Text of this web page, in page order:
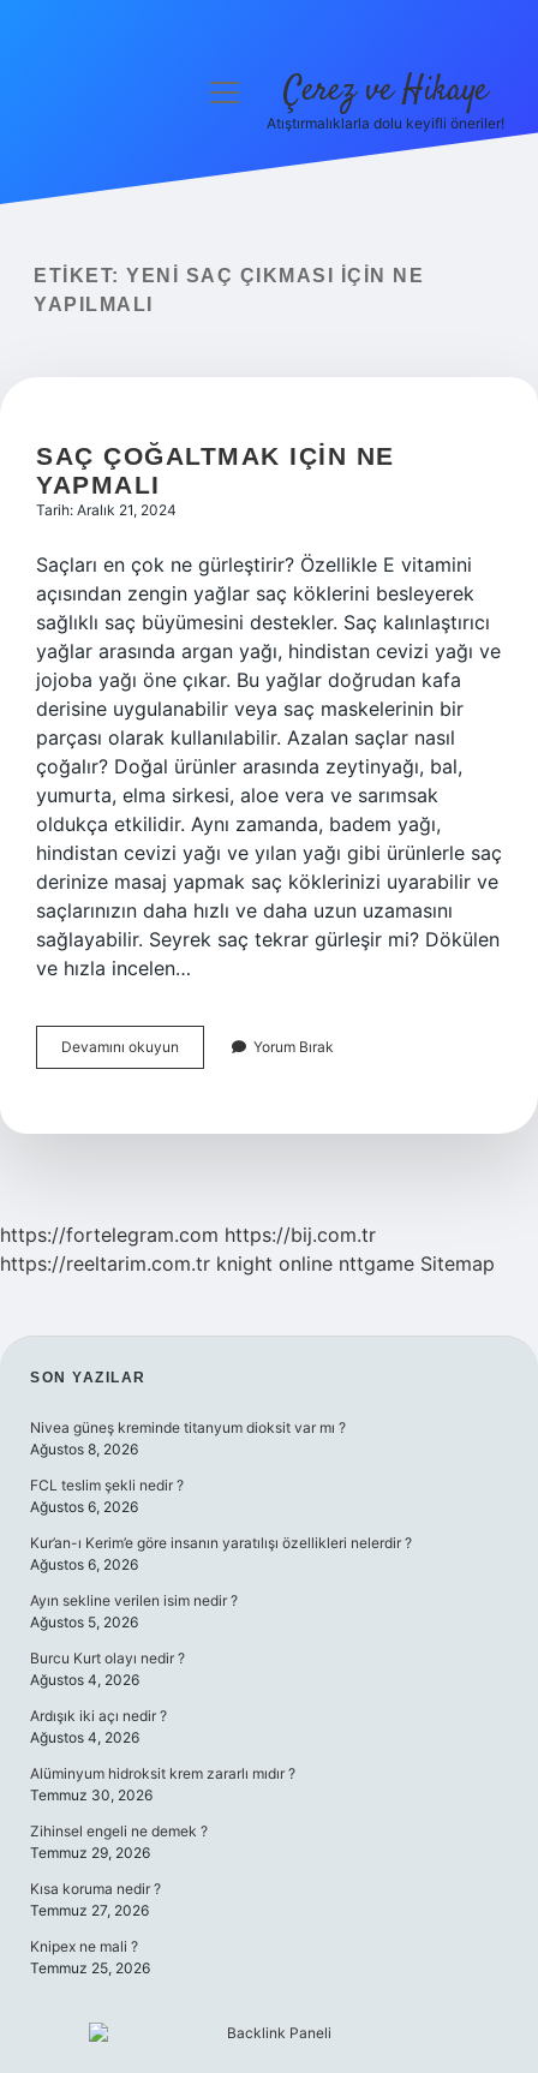
Yasal Uyarı
menüyü Çerez ve Hikaye
Atıştırmalıklarla dolu keyifli öneriler!
ETIKET: YENI SAÇ ÇIKMASI IÇIN NE
YAPILMALI
SAÇ ÇOĞALTMAK IÇIN NE
YAPMALI
Tarih: Aralık 21, 2024
Saçları en çok ne gürleştirir? Özellikle E vitamini
açısından zengin yağlar saç köklerini besleyerek
sağlıklı saç büyümesini destekler. Saç kalınlaştırıcı
yağlar arasında argan yağı, hindistan cevizi yağı ve
jojoba yağı öne çıkar. Bu yağlar doğrudan kafa
derisine uygulanabilir veya saç maskelerinin bir
parçası olarak kullanılabilir. Azalan saçlar nasıl
çoğalır? Doğal ürünler arasında zeytinyağı, bal,
yumurta, elma sirkesi, aloe vera ve sarımsak
oldukça etkilidir. Aynı zamanda, badem yağı,
hindistan cevizi yağı ve yılan yağı gibi ürünlerle saç
derinize masaj yapmak saç köklerinizi uyarabilir ve
saçlarınızın daha hızlı ve daha uzun uzamasını
sağlayabilir. Seyrek saç tekrar gürleşir mi? Dökülen
ve hızla incelen…
Devamını okuyun
Çoğaltmak
Yapmalı
Yorum Bırak
https://fortelegram.com https://bij.com.tr
https://reeltarim.com.tr knight online nttgame Sitemap
SIDEBAR
SON YAZILAR
Nivea güneş kreminde titanyum dioksit var mı ?
Ağustos 8, 2026
FCL teslim şekli nedir ?
Ağustos 6, 2026
Kur’an-ı Kerim’e göre insanın yaratılışı özellikleri nelerdir ?
Ağustos 6, 2026
Ayın sekline verilen isim nedir ?
Ağustos 5, 2026
Burcu Kurt olayı nedir ?
Ağustos 4, 2026
Ardışık iki açı nedir ?
Ağustos 4, 2026
Alüminyum hidroksit krem zararlı mıdır ?
Temmuz 30, 2026
Zihinsel engeli ne demek ?
Temmuz 29, 2026
Kısa koruma nedir ?
Temmuz 27, 2026
Knipex ne mali ?
Temmuz 25, 2026